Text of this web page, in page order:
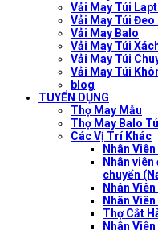
Vải May Túi
Vải May Túi Đeo
Vải May Balo
Vải May Túi
Vải May Túi
Vải May Túi
blog
TUYỂN DỤNG
Thợ May Mẫu
Thợ May Balo
Các Vị Trí Khác
Nhân
Nhân
chuyển
Nhân
Nhân
Thợ Cắt
Nhân